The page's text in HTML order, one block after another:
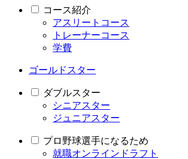
コース紹介
アスリートコース
トレーナーコース
学費
ゴールドスター
ダブルスター
シニアスター
ジュニアスター
プロ野球選手になるため
就職オンラインドラフト